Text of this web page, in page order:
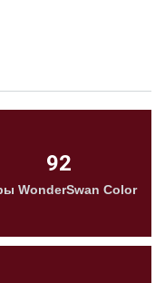
92
WonderSwan Color